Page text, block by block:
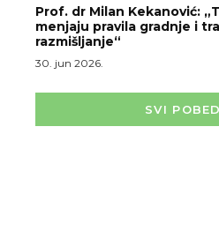
Prof. dr Milan Kekanović:
menjaju pravila gradnje i
razmišljanje“
30. jun 2026.
SVI